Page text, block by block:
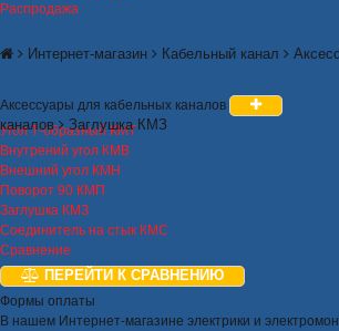
Распродажа
Интернет-магазин Кабельный канал
каналов Заглушка КМЗ
Аксессуары для кабельных каналов
Угол Т-образный КМТ
Внутрений угол КМВ
Внешний угол КМН
Поворот 90 КМП
Заглушка КМЗ
Соединитель на стык КМС
Сравнение
ПЕРЕЙТИ К СРАВНЕНИЮ
Формы оплаты
В нашем Интернет-магазине электрики и